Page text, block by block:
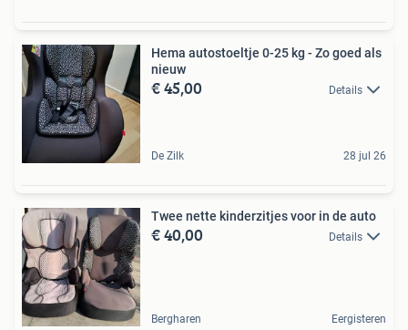
Hema autostoeltje 0-25 kg - Zo goed als
nieuw
€ 45,00 Details
De Zilk 28 jul 26
Twee nette kinderzitjes voor in de auto
€ 40,00 Details
Bergharen Eergisteren